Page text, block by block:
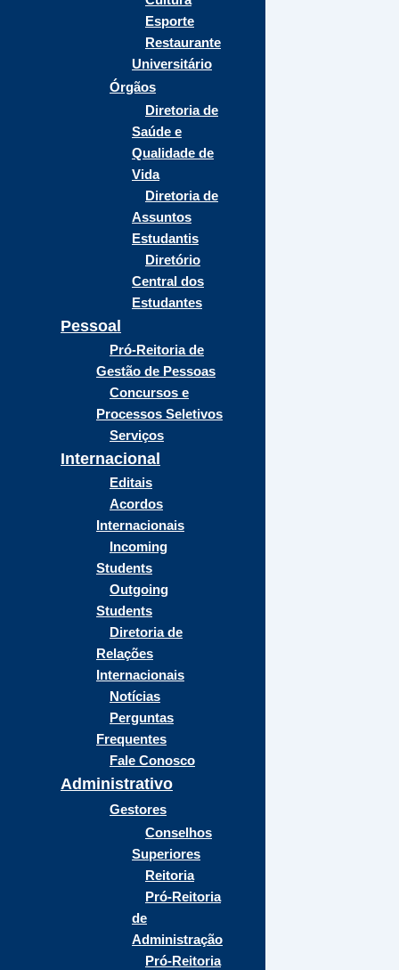
Esporte
Restaurante
Universitário
Órgãos
Diretoria de
Saúde e
Qualidade de
Vida
Diretoria de
Assuntos
Estudantis
Diretório
Central dos
Estudantes
Pessoal
Pró-Reitoria de
Gestão de Pessoas
Concursos e
Processos Seletivos
Serviços
Internacional
Editais
Acordos
Internacionais
Incoming
Students
Outgoing
Students
Diretoria de
Relações
Internacionais
Notícias
Perguntas
Frequentes
Fale Conosco
Administrativo
Gestores
Conselhos
Superiores
Reitoria
Pró-Reitoria
de
Administração
Pró-Reitoria